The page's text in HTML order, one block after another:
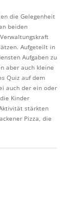
die Gelegenheit
beiden
Aufgeteilt in
Aufgaben zu
aber auch kleine
Quiz auf dem
auch der ein oder
Kinder
stärkten
Pizza, die